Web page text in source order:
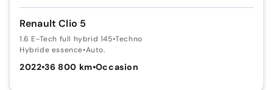
Renault Clio 5
1.6 E-Tech full hybrid 145•Techno
Hybride essence•Auto.
2022•36 800 km•Occasion